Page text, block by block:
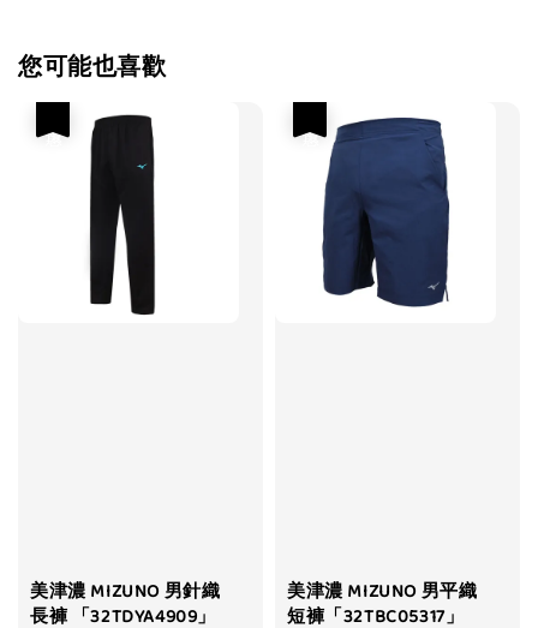
您可能也喜歡
美津濃 MIZUNO 男針織
長褲 「32TDYA4909」
美津濃 MIZUNO 男平織
短褲「32TBC05317」